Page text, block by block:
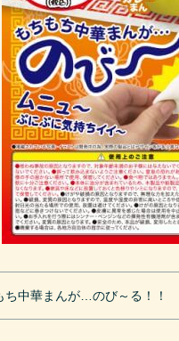
ち中華まんが…のび～る！！